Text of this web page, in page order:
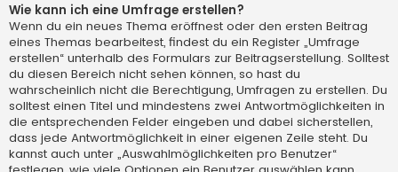
Wie kann ich eine Umfrage erstellen?
Wenn du ein neues Thema eröffnest oder den ersten Beitrag
eines Themas bearbeitest, findest du ein Register „Umfrage
erstellen“ unterhalb des Formulars zur Beitragserstellung. Solltest
du diesen Bereich nicht sehen können, so hast du
wahrscheinlich nicht die Berechtigung, Umfragen zu erstellen. Du
solltest einen Titel und mindestens zwei Antwortmöglichkeiten in
die entsprechenden Felder eingeben und dabei sicherstellen,
dass jede Antwortmöglichkeit in einer eigenen Zeile steht. Du
kannst auch unter „Auswahlmöglichkeiten pro Benutzer“